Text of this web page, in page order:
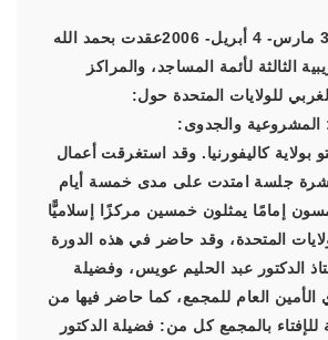
إنه في الفترة من 31 مارس- 4 أبريل- 2006عقدت بحمد الله
الثالثة لأئمة المساجد، والمراكز
للولايات المتحدة حول:
المشروعية والجدوى:
بولاية كاليفورنيا. وقد استغرقت أعمال
جلسة امتدت على مدى خمسة أيام
إمامًا يمثلون خمسين مركزًا إسلاميًّا
المتحدة، وقد حاضر في هذه الدورة
الدكتور عبد الحليم عويس، وفضيلة
الأمين العام للمجمع، كما حاضر فيها من
للإفتاء بالمجمع كل من: فضيلة الدكتور